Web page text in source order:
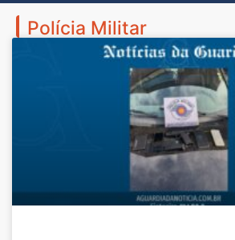
Polícia Militar